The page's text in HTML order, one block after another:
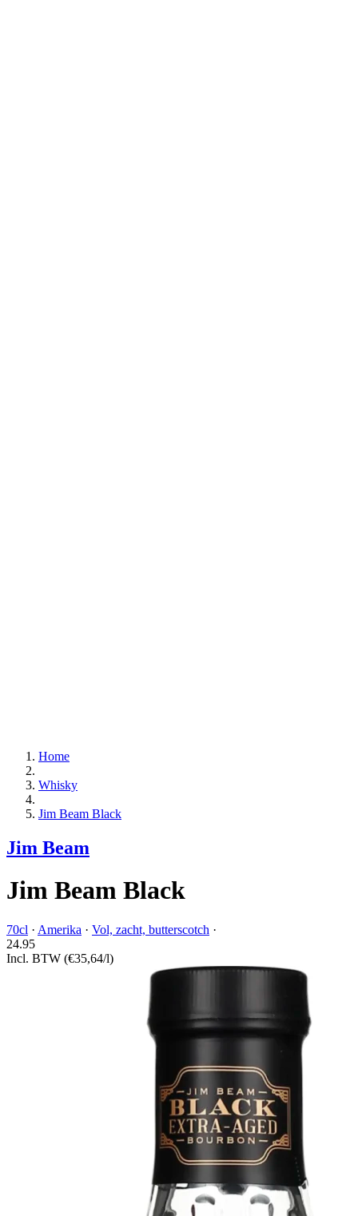
Home
Whisky
Jim Beam Black
Jim Beam
Jim Beam Black
70cl · Amerika · Vol, zacht, butterscotch ·
24.95
Incl. BTW (€35,64/l)